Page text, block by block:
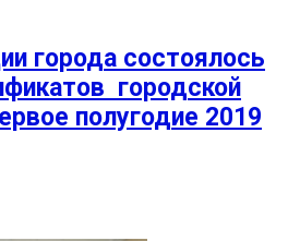
города состоялось
городской
полугодие 2019